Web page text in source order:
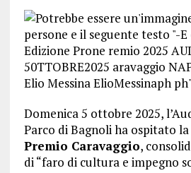
Domenica 5 ottobre 2025,
Parco di Bagnoli ha ospitato la
Premio Caravaggio,
di “faro di cultura e impegno